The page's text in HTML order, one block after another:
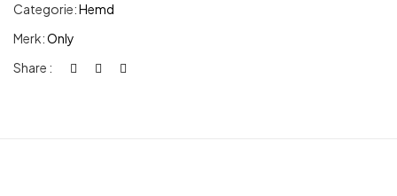
Categorie:Hemd
Merk:Only
Share :